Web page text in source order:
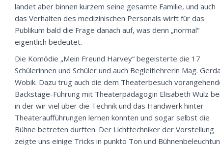
landet aber binnen kurzem seine gesamte Familie, und auch
das Verhalten des medizinischen Personals wirft für das
Publikum bald die Frage danach auf, was denn „normal“
eigentlich bedeutet.
Die Komödie „Mein Freund Harvey“ begeisterte die 17
Schülerinnen und Schüler und auch Begleitlehrerin Mag.
Wobik. Dazu trug auch die dem Theaterbesuch
Backstage-Führung mit Theaterpädagogin Elisabeth Wulz
in der wir viel über die Technik und das Handwerk hinter
Theateraufführungen lernen konnten und sogar selbst die
Bühne betreten durften. Der Lichttechniker der Vorstellung
zeigte uns einige Tricks in punkto Ton und